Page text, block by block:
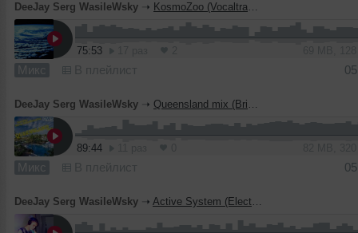
DeeJay Serg WasileWsky ➝ KosmoZoo (Vocaltrance mix) @ DIGIWORK Records @ 04.09.10
75:53
Микс В плейлист
DeeJay Serg WasileWsky ➝ Queensland mix (Brisbane Gold Coast) @ DIGIWORK RECORDS @ 13.08.10
89:44
Микс В плейлист
DeeJay Serg WasileWsky ➝ Active System (Electromix) @ DIGIWORK RECORDS @ 29.10.09